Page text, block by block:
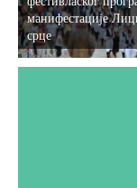
манифестације
срце